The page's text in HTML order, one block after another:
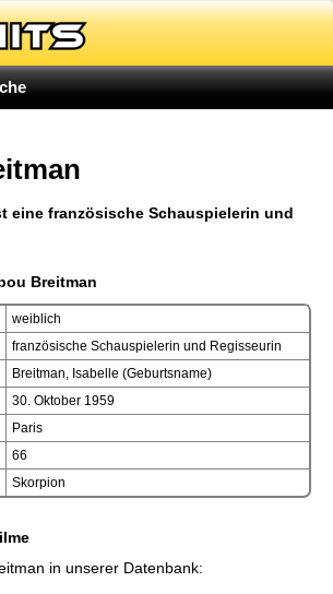
eine französische Schauspielerin und
Breitman
weiblich
französische Schauspielerin und Regisseurin
Breitman, Isabelle (Geburtsname)
30. Oktober 1959
Paris
66
Skorpion
in unserer Datenbank: